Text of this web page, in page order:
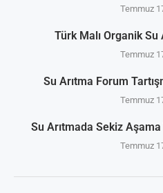
Temmuz
Türk Malı Organik Su
Temmuz
Su Arıtma Forum
Temmuz
Su Arıtmada Sekiz Aşama
Temmuz